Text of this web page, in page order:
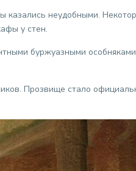
казались неудобными.
у стен.
буржуазными
Прозвище стало